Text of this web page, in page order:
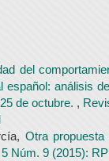
del
español: análisis
de octubre. ,
Otra propuesta
Núm. 9 (2015):